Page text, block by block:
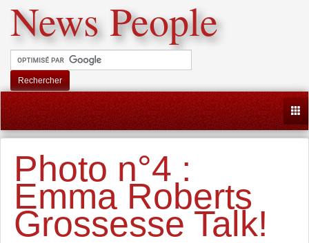
News People
Rechercher
Photo n°4 :
Emma Roberts
Grossesse Talk!